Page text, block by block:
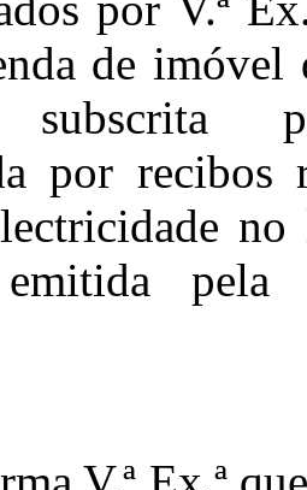
de imóvel
subscrita
por
emitida